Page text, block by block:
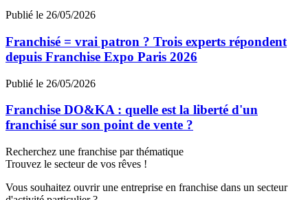
Publié le 26/05/2026
Franchisé = vrai patron ? Trois experts répondent
depuis Franchise Expo Paris 2026
Publié le 26/05/2026
Franchise DO&KA : quelle est la liberté d'un
franchisé sur son point de vente ?
Recherchez une franchise par thématique
Trouvez le secteur de vos rêves !
Vous souhaitez ouvrir une entreprise en franchise dans un secteur